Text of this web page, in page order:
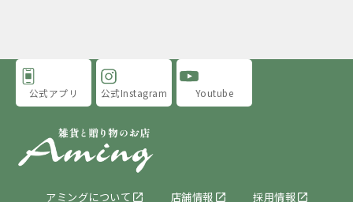
アミングについて 店舗情報 採用情報
公式アプリ 公式Instagram Youtube